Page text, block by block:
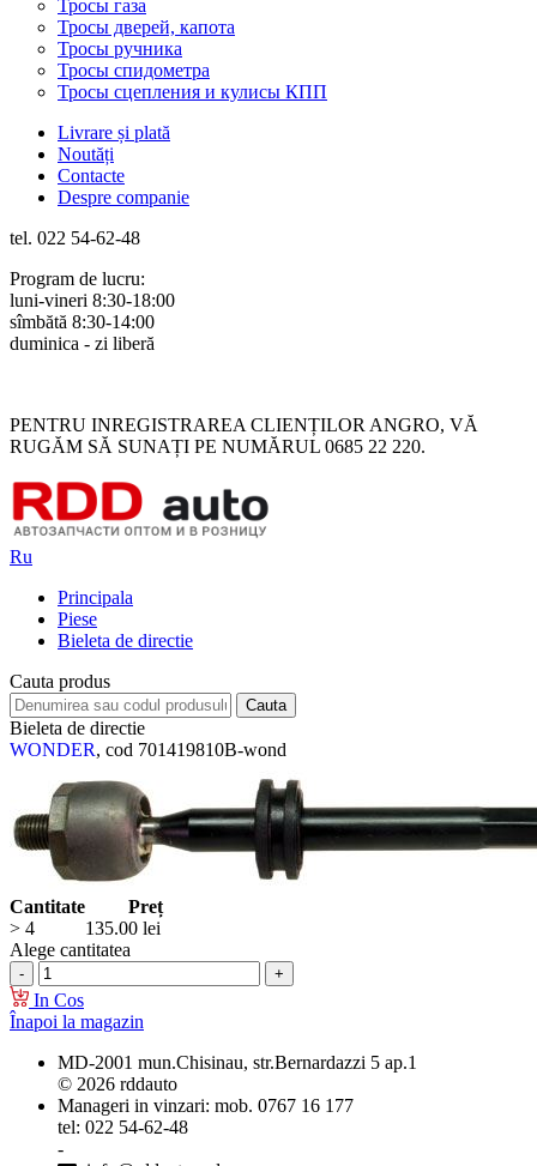
Тросы газа
Тросы дверей, капота
Тросы ручника
Тросы спидометра
Тросы сцепления и кулисы КПП
Livrare și plată
Noutăți
Contacte
Despre companie
tel. 022 54-62-48
Program de lucru:
luni-vineri 8:30-18:00
sîmbătă 8:30-14:00
duminica - zi liberă
PENTRU INREGISTRAREA CLIENȚILOR ANGRO, VĂ
RUGĂM SĂ SUNAȚI PE NUMĂRUL 0685 22 220.
Ru
Principala
Piese
Bieleta de directie
Cauta produs
Bieleta de directie
WONDER, cod 701419810B-wond
Cantitate
Preț
> 4
135.00 lei
Alege cantitatea
In Cos
Înapoi la magazin
MD-2001 mun.Chisinau, str.Bernardazzi 5 ap.1
© 2026 rddauto
Manageri in vinzari: mob. 0767 16 177
tel: 022 54-62-48
-